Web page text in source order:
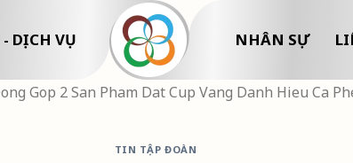
DỊCH VỤ NHÂN SỰ
Gop 2 San Pham Dat Cup Vang Danh Hieu Ca
TIN TẬP ĐOÀN